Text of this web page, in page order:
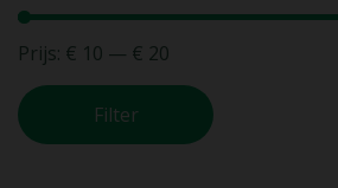
Filter
Prijs: € 10 — € 20